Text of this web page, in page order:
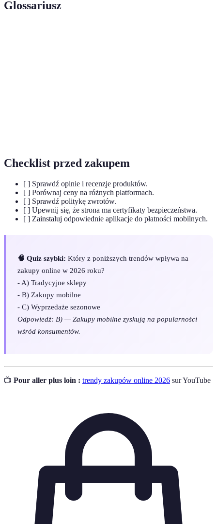
Glossariusz
Checklist przed zakupem
[ ] Sprawdź opinie i recenzje produktów.
[ ] Porównaj ceny na różnych platformach.
[ ] Sprawdź politykę zwrotów.
[ ] Upewnij się, że strona ma certyfikaty bezpieczeństwa.
[ ] Zainstaluj odpowiednie aplikacje do płatności mobilnych.
🧠 Quiz szybki: Który z poniższych trendów wpływa na
zakupy online w 2026 roku?
- A) Tradycyjne sklepy
- B) Zakupy mobilne
- C) Wyprzedaże sezonowe
Odpowiedź: B) — Zakupy mobilne zyskują na popularności
wśród konsumentów.
📺 Pour aller plus loin : trendy zakupów online 2026 sur YouTube